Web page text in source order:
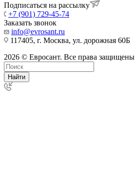
Подписаться на рассылку
+7 (901) 729-45-74
Заказать звонок
info@evrosant.ru
117405, г. Москва, ул. дорожная 60Б
2026 © Евросант. Все права защищены
Найти